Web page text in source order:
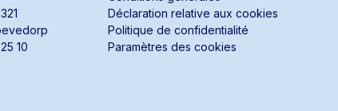
10
Déclaration relative aux cookies
Politique de confidentialité
Paramètres des cookies